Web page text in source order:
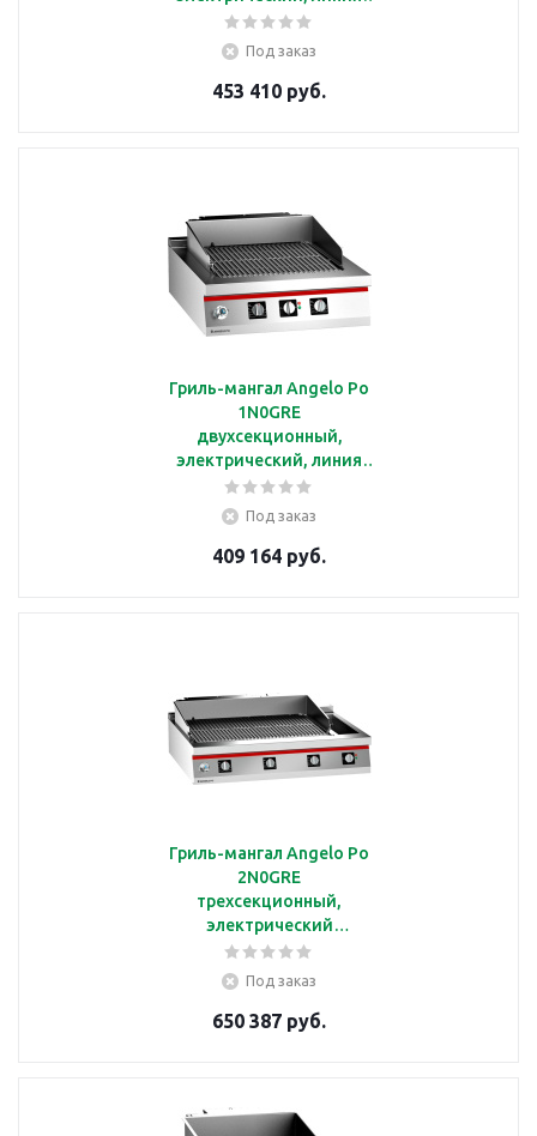
ICON9000
Под заказ
453 410 руб.
Гриль-мангал Angelo Po
1N0GRE
двухсекционный,
электрический, линия
ICON9000
Под заказ
409 164 руб.
Гриль-мангал Angelo Po
2N0GRE
трехсекционный,
электрический
водяной, линия
ICON9000
Под заказ
650 387 руб.